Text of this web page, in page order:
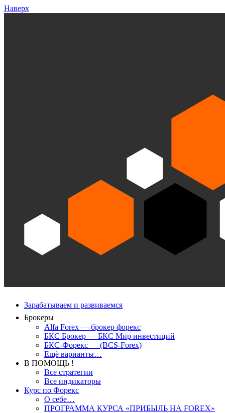
Наверх
Зарабатываем и развиваемся
Брокеры
Alfa Forex — брокер форекс
БКС Брокер — БКС Мир инвестиций
БКС-Форекс — (BCS-Forex)
Ещё варианты…
В ПОМОЩЬ !
Все стратегии
Все индикаторы
Курс по Форекс
О себе…
ПРОГРАММА КУРСА «ПРИБЫЛЬ НА FOREX»